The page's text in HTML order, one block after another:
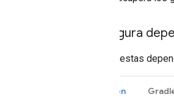
Configura
Incluye estas
Maven